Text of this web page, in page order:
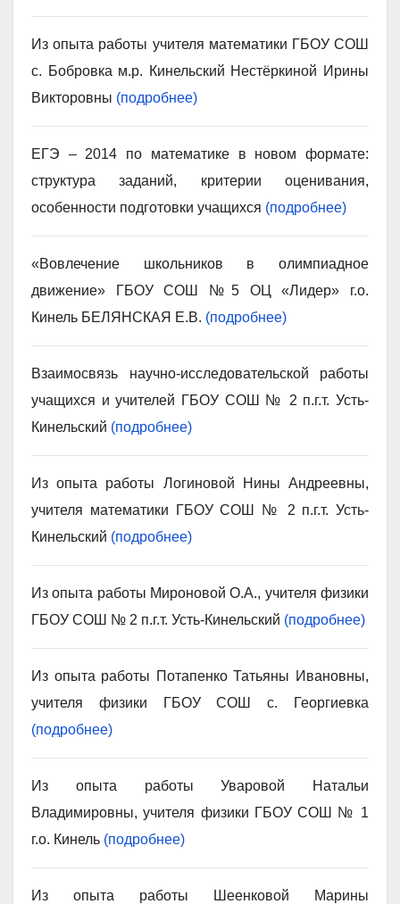
Из опыта работы учителя математики ГБОУ СОШ
с. Бобровка м.р. Кинельский Нестёркиной Ирины
Викторовны (подробнее)
ЕГЭ – 2014 по математике в новом формате:
структура заданий, критерии оценивания,
особенности подготовки учащихся (подробнее)
«Вовлечение школьников в олимпиадное
движение» ГБОУ СОШ №5 ОЦ «Лидер» г.о.
Кинель БЕЛЯНСКАЯ Е.В. (подробнее)
Взаимосвязь научно-исследовательской работы
учащихся и учителей ГБОУ СОШ № 2 п.г.т. Усть-
Кинельский (подробнее)
Из опыта работы Логиновой Нины Андреевны,
учителя математики ГБОУ СОШ № 2 п.г.т. Усть-
Кинельский (подробнее)
Из опыта работы Мироновой О.А., учителя физики
ГБОУ СОШ № 2 п.г.т. Усть-Кинельский (подробнее)
Из опыта работы Потапенко Татьяны Ивановны,
учителя физики ГБОУ СОШ с. Георгиевка
(подробнее)
Из опыта работы Уваровой Натальи
Владимировны, учителя физики ГБОУ СОШ № 1
г.о. Кинель (подробнее)
Из опыта работы Шеенковой Марины